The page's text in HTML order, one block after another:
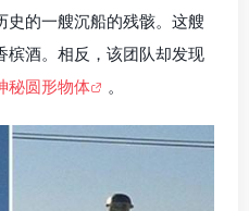
史的一艘沉船的残骸。这艘
槟酒。相反，该团队却发现
秘圆形物体 。